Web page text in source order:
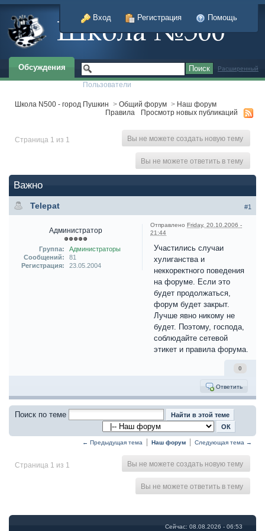
Вход Регистрация Помощь
Расширенный
Обсуждения
Пользователи
Школа N500 - город Пушкин > Общий форум > Наш форум
Правила
Просмотр новых публикаций
Страница 1 из 1 Вы не можете создать новую тему
Вы не можете ответить в тему
Важно
#1
Telepat
Администратор
Группа:
Администраторы
Сообщений:
81
Регистрация:
23.05.2004
Отправлено Friday, 20.10.2006 -
21:44
Участились случаи
хулиганства и
неккоректного поведения
на форуме. Если это
будет продолжаться,
форум будет закрыт.
Лучше явно никому не
будет. Поэтому, господа,
соблюдайте сетевой
этикет и правила форума.
0
Ответить
Поиск по теме
← Предыдущая тема Наш форум Следующая тема →
Страница 1 из 1 Вы не можете создать новую тему
Вы не можете ответить в тему
Сейчас: 08.08.2026 - 06:53